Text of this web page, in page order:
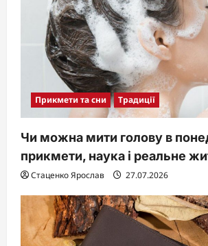
Прикмети та сни Традиції
Чи можна мити голову в
прикмети, наука і реальне
Стаценко Ярослав 27.07.2026